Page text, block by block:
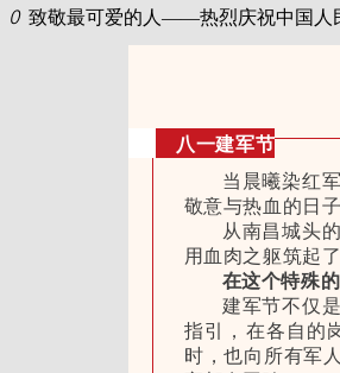
ꄲ 致敬最可爱的人——热烈庆祝中国人
八一建军节
当晨曦染红
敬意与热血的日
从南昌城头
用血肉之躯筑起
在这个特殊
建军节不仅
指引，在各自的
时，也向所有军